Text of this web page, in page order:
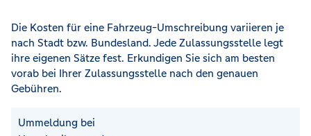
Die Kosten für eine Fahrzeug-Umschreibung variieren je
nach Stadt bzw. Bundesland. Jede Zulassungsstelle legt
ihre eigenen Sätze fest. Erkundigen Sie sich am besten
vorab bei Ihrer Zulassungsstelle nach den genauen
Gebühren.
Ummeldung bei